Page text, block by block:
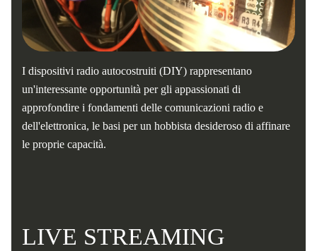
I dispositivi radio autocostruiti (DIY) rappresentano
un'interessante opportunità per gli appassionati di
approfondire i fondamenti delle comunicazioni radio e
dell'elettronica, le basi per un hobbista desideroso di affinare
le proprie capacità.
LIVE STREAMING